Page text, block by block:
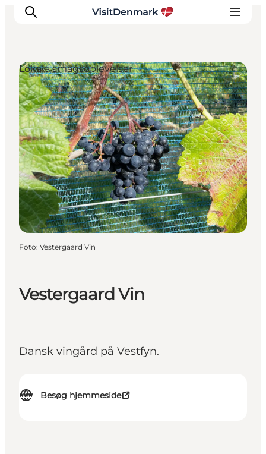
Inspiration
Destinationer
Oplevelser
Overnatning
Planlæg ferien
Vestergaard Vin
Dansk vingård på Vestfyn.
Besøg hjemmeside
Lokale smagsoplevelser
Foto: Vestergaard Vin